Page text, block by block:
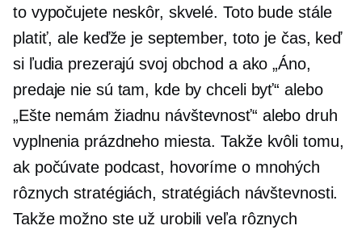
to vypočujete neskôr, skvelé. Toto bude stále
platiť, ale keďže je september, toto je čas, keď
si ľudia prezerajú svoj obchod a ako „Áno,
predaje nie sú tam, kde by chceli byť“ alebo
„Ešte nemám žiadnu návštevnosť“ alebo druh
vyplnenia prázdneho miesta. Takže kvôli tomu,
ak počúvate podcast, hovoríme o mnohých
rôznych stratégiách, stratégiách návštevnosti.
Takže možno ste už urobili veľa rôznych